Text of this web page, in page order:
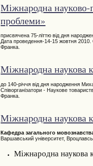
Міжнародна науково-
проблеми»
присвячена 75-літтю від дня
Дата проведення-14-15 жовтня 2010.
Франка.
Міжнародна наукова
до 140-річчя від дня народження
Співорганізатори - Наукове
Франка.
Міжнародна наукова
Кафедра загального
Варшавський університет,
Міжнародна наукова